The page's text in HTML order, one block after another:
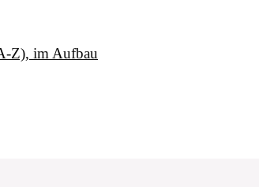
Z), im Aufbau